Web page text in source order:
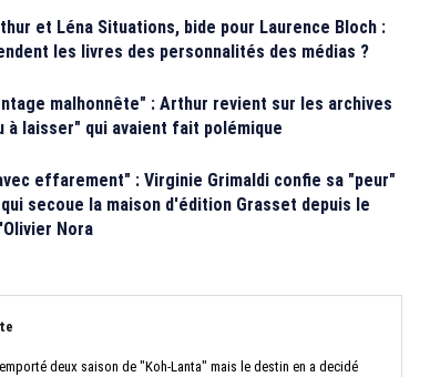
et Léna Situations, bide pour Laurence Bloch :
les livres des personnalités des médias ?
malhonnête" : Arthur revient sur les archives
à laisser" qui avaient fait polémique
effarement" : Virginie Grimaldi confie sa "peur"
secoue la maison d'édition Grasset depuis le
Nora
deux saison de "Koh-Lanta" mais le destin en a decidé